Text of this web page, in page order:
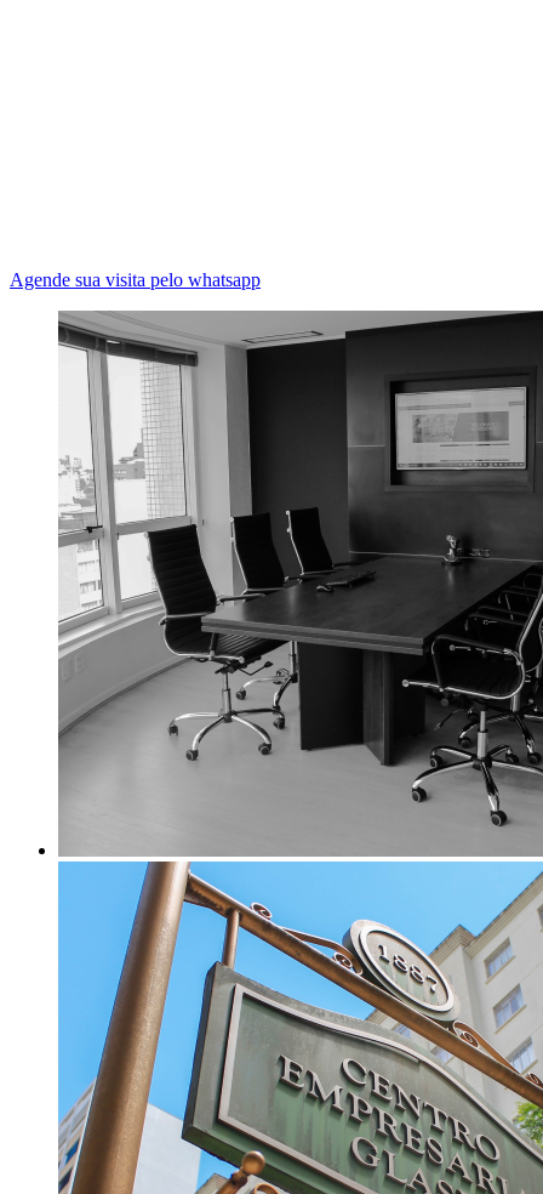
Agende sua visita pelo whatsapp